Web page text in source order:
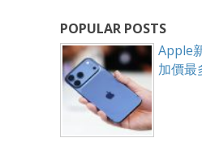
POPULAR POSTS
Apple
加價最